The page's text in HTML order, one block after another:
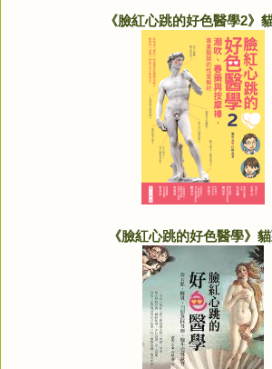
《臉紅心跳的好色醫學2》
《臉紅心跳的好色醫學》